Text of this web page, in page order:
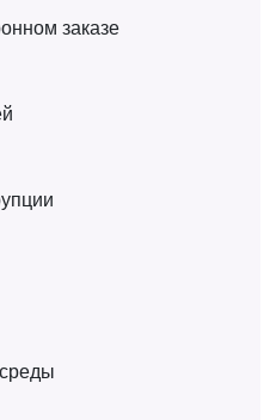
заказе